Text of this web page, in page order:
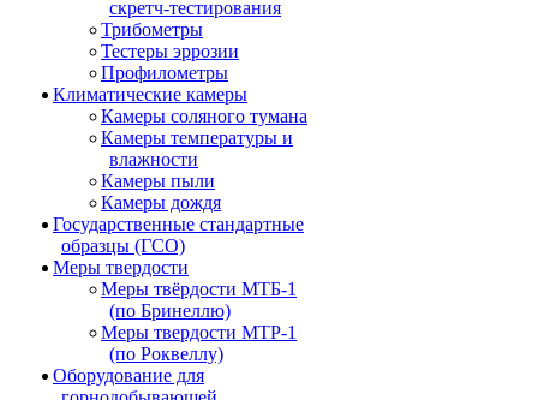
скретч-тестирования
Трибометры
Тестеры эррозии
Профилометры
Климатические камеры
Камеры соляного тумана
Камеры температуры и
влажности
Камеры пыли
Камеры дождя
Государственные стандартные
образцы (ГСО)
Меры твердости
Меры твёрдости МТБ-1
(по Бринеллю)
Меры твердости МТР-1
(по Роквеллу)
Оборудование для